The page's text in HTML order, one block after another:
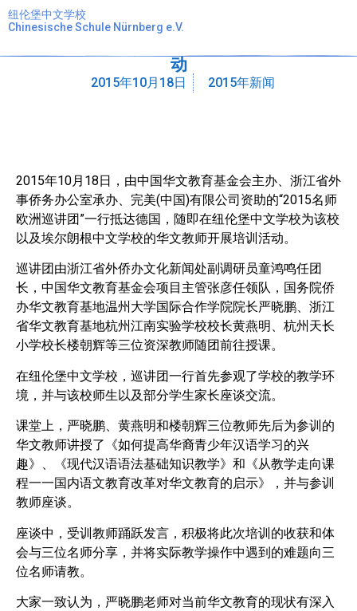
纽伦堡中文学校
Chinesische Schule Nürnberg e.V.
动
2015年10月18日 2015年新闻
2015年10月18日，由中国华文教育基金会主办、浙江省外
事侨务办公室承办、完美(中国)有限公司资助的“2015名师
欧洲巡讲团”一行抵达德国，随即在纽伦堡中文学校为该校
以及埃尔朗根中文学校的华文教师开展培训活动。
巡讲团由浙江省外侨办文化新闻处副调研员童鸿鸣任团
长，中国华文教育基金会项目主管张彦任领队，国务院侨
办华文教育基地温州大学国际合作学院院长严晓鹏、浙江
省华文教育基地杭州江南实验学校校长黄燕明、杭州天长
小学校长楼朝辉等三位资深教师随团前往授课。
在纽伦堡中文学校，巡讲团一行首先参观了学校的教学环
境，并与该校师生以及部分学生家长座谈交流。
课堂上，严晓鹏、黄燕明和楼朝辉三位教师先后为参训的
华文教师讲授了《如何提高华裔青少年汉语学习的兴
趣》、《现代汉语语法基础知识教学》和《从教学走向课
程一一国内语文教育改革对华文教育的启示》，并与参训
教师座谈。
座谈中，受训教师踊跃发言，积极将此次培训的收获和体
会与三位名师分享，并将实际教学操作中遇到的难题向三
位名师请教。
大家一致认为，严晓鹏老师对当前华文教育的现状有深入